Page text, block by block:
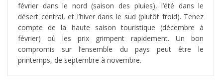
février dans le nord (saison des pluies), l’été dans le
désert central, et l’hiver dans le sud (plutôt froid). Tenez
compte de la haute saison touristique (décembre à
février) où les prix grimpent rapidement. Un bon
compromis sur l’ensemble du pays peut être le
printemps, de septembre à novembre.